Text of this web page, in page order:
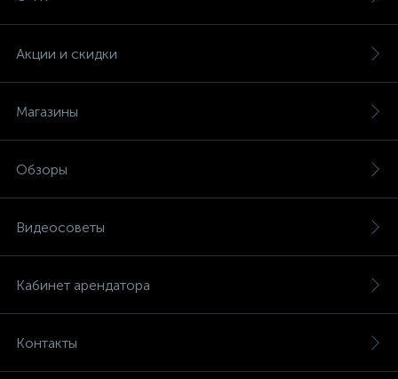
Акции и скидки
Магазины
Обзоры
Видеосоветы
Кабинет арендатора
Контакты